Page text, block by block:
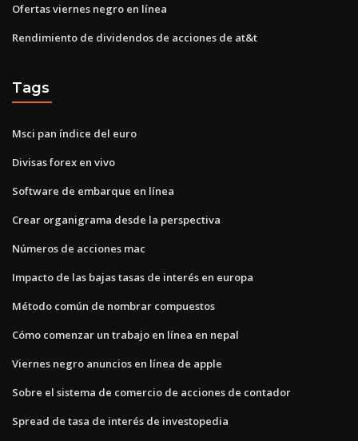
Ofertas viernes negro en línea
Rendimiento de dividendos de acciones de at&t
Tags
Msci pan índice del euro
Divisas forex en vivo
Software de embarque en línea
Crear organigrama desde la perspectiva
Números de acciones mac
Impacto de las bajas tasas de interés en europa
Método común de nombrar compuestos
Cómo comenzar un trabajo en línea en nepal
Viernes negro anuncios en línea de apple
Sobre el sistema de comercio de acciones de contador
Spread de tasa de interés de investopedia